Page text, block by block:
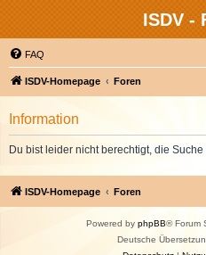
ISDV -
FAQ
ISDV-Homepage Foren
Information
Du bist leider nicht berechtigt, die
ISDV-Homepage Foren
Powered by phpBB® Forum
Deutsche